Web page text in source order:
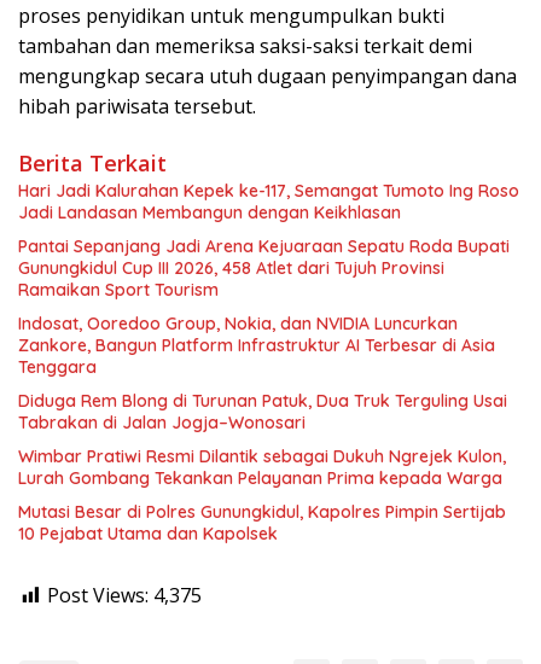
proses penyidikan untuk mengumpulkan bukti
tambahan dan memeriksa saksi-saksi terkait demi
mengungkap secara utuh dugaan penyimpangan dana
hibah pariwisata tersebut.
Berita Terkait
Hari Jadi Kalurahan Kepek ke-117, Semangat Tumoto Ing Roso
Jadi Landasan Membangun dengan Keikhlasan
Pantai Sepanjang Jadi Arena Kejuaraan Sepatu Roda Bupati
Gunungkidul Cup III 2026, 458 Atlet dari Tujuh Provinsi
Ramaikan Sport Tourism
Indosat, Ooredoo Group, Nokia, dan NVIDIA Luncurkan
Zankore, Bangun Platform Infrastruktur AI Terbesar di Asia
Tenggara
Diduga Rem Blong di Turunan Patuk, Dua Truk Terguling Usai
Tabrakan di Jalan Jogja–Wonosari
Wimbar Pratiwi Resmi Dilantik sebagai Dukuh Ngrejek Kulon,
Lurah Gombang Tekankan Pelayanan Prima kepada Warga
Mutasi Besar di Polres Gunungkidul, Kapolres Pimpin Sertijab
10 Pejabat Utama dan Kapolsek
Post Views: 4,375